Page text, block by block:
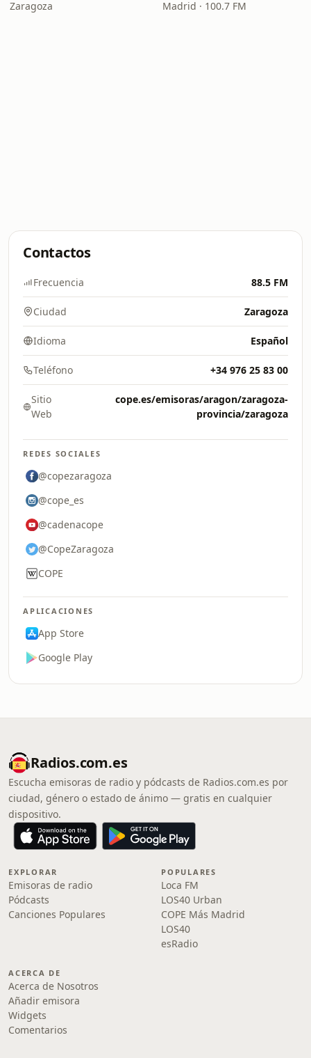
Zaragoza Madrid · 100.7 FM
Contactos
Frecuencia 88.5 FM
Ciudad Zaragoza
Idioma Español
Teléfono +34 976 25 83 00
Sitio
Web
cope.es/emisoras/aragon/zaragoza-
provincia/zaragoza
REDES SOCIALES
@copezaragoza
@cope_es
@cadenacope
@CopeZaragoza
COPE
APLICACIONES
App Store
Google Play
Radios.com.es
Escucha emisoras de radio y pódcasts de Radios.com.es por
ciudad, género o estado de ánimo — gratis en cualquier
dispositivo.
EXPLORAR
Emisoras de radio
Pódcasts
Canciones Populares
POPULARES
Loca FM
LOS40 Urban
COPE Más Madrid
LOS40
esRadio
ACERCA DE
Acerca de Nosotros
Añadir emisora
Widgets
Comentarios